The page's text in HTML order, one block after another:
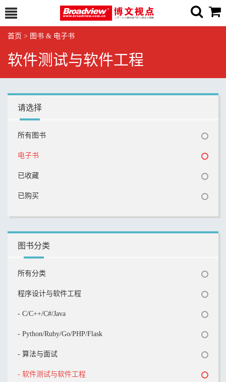
首页 > 图书 & 电子书
软件测试与软件工程
请选择
所有图书
电子书
已收藏
已购买
图书分类
所有分类
程序设计与软件工程
- C/C++/C#/Java
- Python/Ruby/Go/PHP/Flask
- 算法与面试
- 软件测试与软件工程